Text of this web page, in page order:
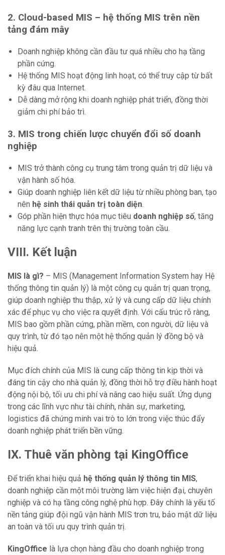
2. Cloud-based MIS – hệ thống MIS trên nền
tảng đám mây
Doanh nghiệp không cần đầu tư quá nhiều cho hạ tầng
phần cứng.
Hệ thống MIS hoạt động linh hoạt, có thể truy cập từ bất
kỳ đâu qua Internet.
Dễ dàng mở rộng khi doanh nghiệp phát triển, đồng thời
giảm chi phí bảo trì.
3. MIS trong chiến lược chuyển đổi số doanh
nghiệp
MIS trở thành công cụ trung tâm trong quản trị dữ liệu và
vận hành số hóa.
Giúp doanh nghiệp liên kết dữ liệu từ nhiều phòng ban, tạo
nên hệ sinh thái quản trị toàn diện.
Góp phần hiện thực hóa mục tiêu doanh nghiệp số, tăng
năng lực cạnh tranh trên thị trường toàn cầu.
VIII. Kết luận
MIS là gì? – MIS (Management Information System hay Hệ
thống thông tin quản lý) là một công cụ quản trị quan trọng,
giúp doanh nghiệp thu thập, xử lý và cung cấp dữ liệu chính
xác để phục vụ cho việc ra quyết định. Với cấu trúc rõ ràng,
MIS bao gồm phần cứng, phần mềm, con người, dữ liệu và
quy trình, từ đó tạo nên một hệ thống quản lý đồng bộ và
hiệu quả.
Mục đích chính của MIS là cung cấp thông tin kịp thời và
đáng tin cậy cho nhà quản lý, đồng thời hỗ trợ điều hành hoạt
động nội bộ, tối ưu chi phí và nâng cao hiệu suất. Ứng dụng
trong các lĩnh vực như tài chính, nhân sự, marketing,
logistics đã chứng minh vai trò to lớn trong việc thúc đẩy
doanh nghiệp phát triển bền vững.
IX. Thuê văn phòng tại KingOffice
Để triển khai hiệu quả hệ thống quản lý thông tin MIS,
doanh nghiệp cần một môi trường làm việc hiện đại, chuyên
nghiệp và có hạ tầng công nghệ phù hợp. Đây chính là yếu tố
nền tảng giúp đội ngũ vận hành MIS trơn tru, bảo mật dữ liệu
an toàn và tối ưu quy trình quản trị.
KingOffice là lựa chọn hàng đầu cho doanh nghiệp trong